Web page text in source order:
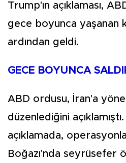
Trump'ın açıklaması,
gece boyunca yaşanan
ardından geldi.
GECE BOYUNCA
ABD ordusu, İran'a
düzenlediğini açıklamıştı.
açıklamada,
Boğazı'nda seyrüsefer